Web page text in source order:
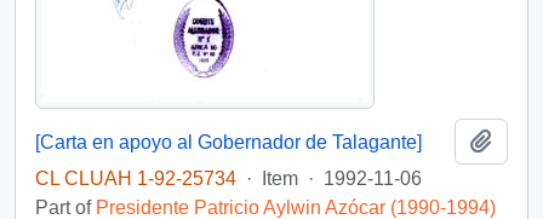
[Carta en apoyo al Gobernador de Talagante]
CL CLUAH 1-92-25734 · Item · 1992-11-06
Part of Presidente Patricio Aylwin Azócar (1990-1994)